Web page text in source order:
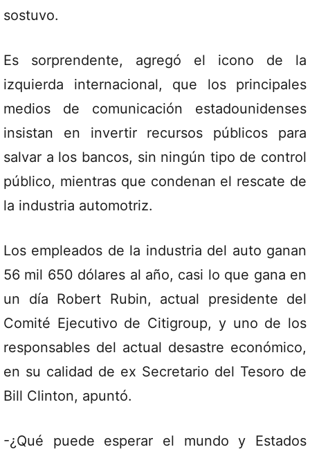
sostuvo.
Es sorprendente, agregó el icono de la
izquierda internacional, que los principales
medios de comunicación estadounidenses
insistan en invertir recursos públicos para
salvar a los bancos, sin ningún tipo de control
público, mientras que condenan el rescate de
la industria automotriz.
Los empleados de la industria del auto ganan
56 mil 650 dólares al año, casi lo que gana en
un día Robert Rubin, actual presidente del
Comité Ejecutivo de Citigroup, y uno de los
responsables del actual desastre económico,
en su calidad de ex Secretario del Tesoro de
Bill Clinton, apuntó.
-¿Qué puede esperar el mundo y Estados